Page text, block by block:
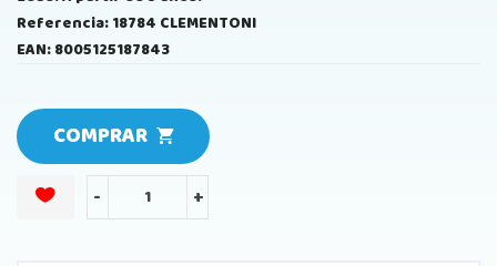
Referencia: 18784 CLEMENTONI
EAN: 8005125187843
COMPRAR
- +